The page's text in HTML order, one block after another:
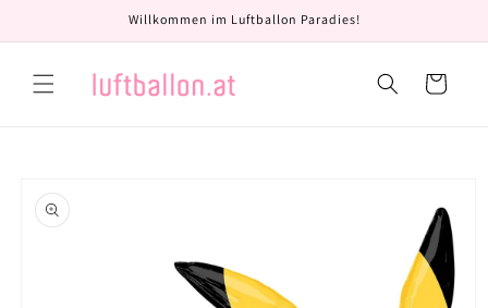
Inhalt
Willkommen im Luftballon Paradies!
Warenkorb